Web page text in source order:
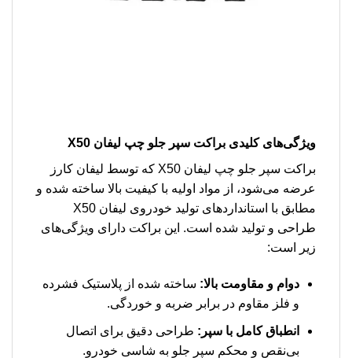
ویژگی‌های کلیدی براکت سپر جلو چپ لیفان X50
براکت سپر جلو چپ لیفان X50 که توسط لیفان کارز
عرضه می‌شود، از مواد اولیه با کیفیت بالا ساخته شده و
مطابق با استانداردهای تولید خودروی لیفان X50
طراحی و تولید شده است. این براکت دارای ویژگی‌های
زیر است:
دوام و مقاومت بالا: ساخته شده از پلاستیک فشرده
و فلز مقاوم در برابر ضربه و خوردگی.
انطباق کامل با سپر: طراحی دقیق برای اتصال
بی‌نقص و محکم سپر جلو به شاسی خودرو.